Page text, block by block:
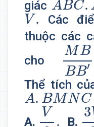
giác ABC.
V .
V. Các
thuộc các
cho
MB
BB′
MBB
Thể tích
A. BMNC
A.BMNC
A.
V
.
V3.
B.
3
3